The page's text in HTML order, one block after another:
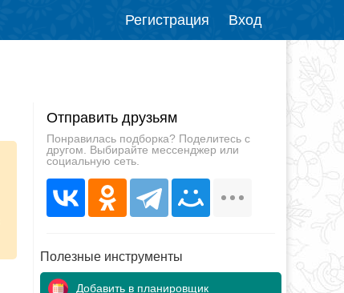
Регистрация Вход
Отправить друзьям
Понравилась подборка? Поделитесь с
другом. Выбирайте мессенджер или
социальную сеть.
Полезные инструменты
Добавить в планировщик